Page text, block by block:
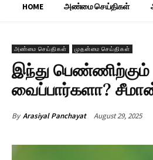
தேடுதல் வேட்டை
HOME அண்மை செய்திகள்
அண்மை செய்திகள் முதன்மை செய்திகள்
இந்து பெண்ணிற்கும்
வைப்பார்களா?
By Arasiyal Panchayat August 29, 2025